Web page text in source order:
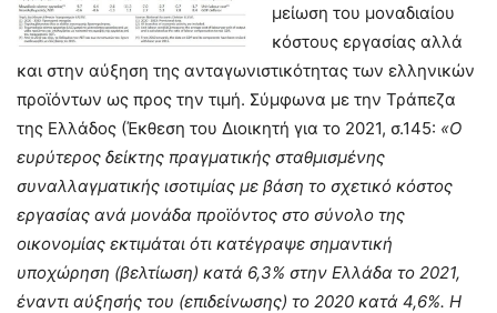
μείωση του μοναδιαίου
κόστους εργασίας αλλά
και στην αύξηση της ανταγωνιστικότητας των ελληνικών
προϊόντων ως προς την τιμή. Σύμφωνα με την Τράπεζα
της Ελλάδος (Έκθεση του Διοικητή για το 2021, σ.145: «Ο
ευρύτερος δείκτης πραγματικής σταθμισμένης
συναλλαγματικής ισοτιμίας με βάση το σχετικό κόστος
εργασίας ανά μονάδα προϊόντος στο σύνολο της
οικονομίας εκτιμάται ότι κατέγραψε σημαντική
υποχώρηση (βελτίωση) κατά 6,3% στην Ελλάδα το 2021,
έναντι αύξησής του (επιδείνωσης) το 2020 κατά 4,6%. Η